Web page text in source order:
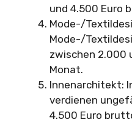
und 4.500 Euro
Mode-/
Mode-/
zwischen 2.000
Monat.
Innenarchitekt:
verdienen
4.500 Euro